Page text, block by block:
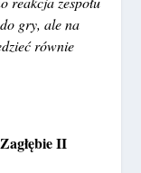
gry, ale na
równie
II